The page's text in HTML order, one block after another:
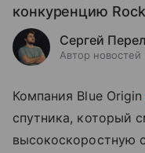
конкуренцию
Сергей
Автор новостей
Компания Blue Origin
спутника, который
высокоскоростную